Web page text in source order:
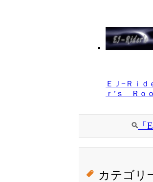
ＥＪ−Ｒｉｄ
ｒ’ｓ Ｒｏ
カテゴリ